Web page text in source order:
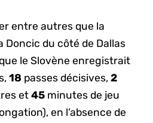
entre autres que la
Doncic du côté de Dallas
le Slovène enregistrait
18 passes décisives,2
et45 minutes de jeu
en l’absence de